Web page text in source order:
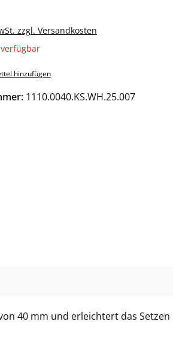
zzgl. Versandkosten
hinzufügen
1110.0040.KS.WH.25.007
40 mm und erleichtert das Setzen